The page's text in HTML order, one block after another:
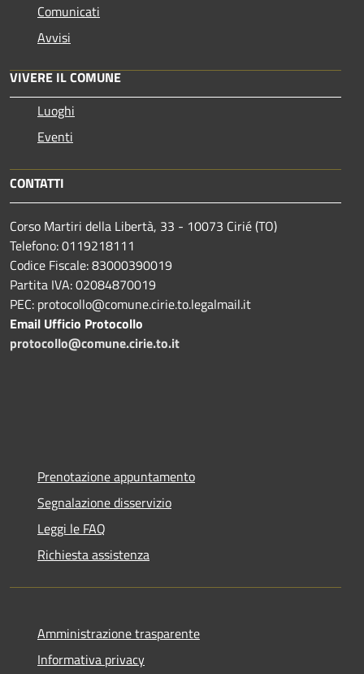
Comunicati
Avvisi
VIVERE IL COMUNE
Luoghi
Eventi
CONTATTI
Corso Martiri della Libertà, 33 - 10073 Cirié (TO)
Telefono: 0119218111
Codice Fiscale: 83000390019
Partita IVA: 02084870019
PEC: protocollo@comune.cirie.to.legalmail.it
Email Ufficio Protocollo
protocollo@comune.cirie.to.it
Prenotazione appuntamento
Segnalazione disservizio
Leggi le FAQ
Richiesta assistenza
Amministrazione trasparente
Informativa privacy